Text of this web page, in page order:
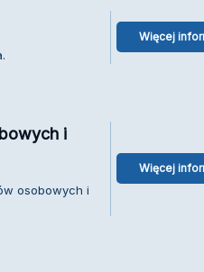
Więcej
i
osobowych i
Więcej